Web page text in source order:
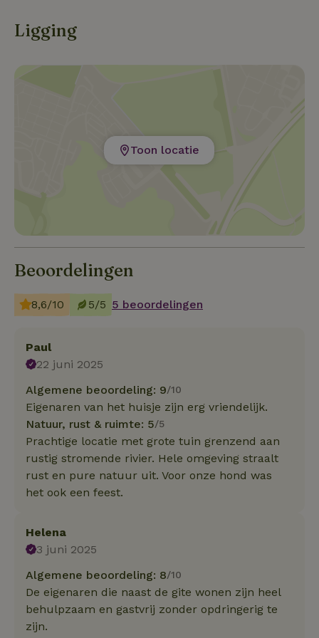
Ligging
Toon locatie
Beoordelingen
8,6/10 5/5 5 beoordelingen
Paul
22 juni 2025
Algemene beoordeling: 9/10
Eigenaren van het huisje zijn erg vriendelijk.
Natuur, rust & ruimte: 5/5
Prachtige locatie met grote tuin grenzend aan
rustig stromende rivier. Hele omgeving straalt
rust en pure natuur uit. Voor onze hond was
het ook een feest.
Helena
3 juni 2025
Algemene beoordeling: 8/10
De eigenaren die naast de gite wonen zijn heel
behulpzaam en gastvrij zonder opdringerig te
zijn.